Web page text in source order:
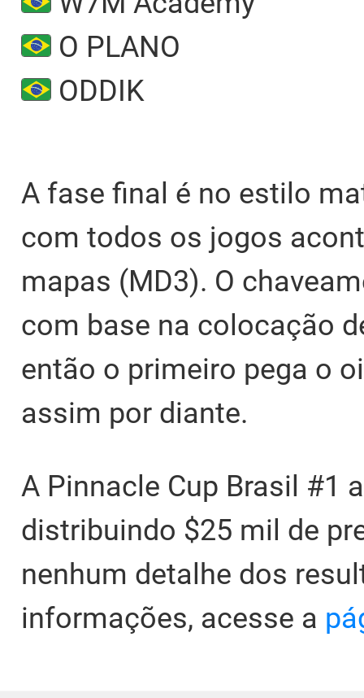
O PLANO
ODDIK
A fase final é no estilo
com todos os jogos
mapas (MD3). O
com base na colocação
então o primeiro pega o
assim por diante.
A Pinnacle Cup Brasil #1
distribuindo $25 mil de
nenhum detalhe dos
informações, acesse a